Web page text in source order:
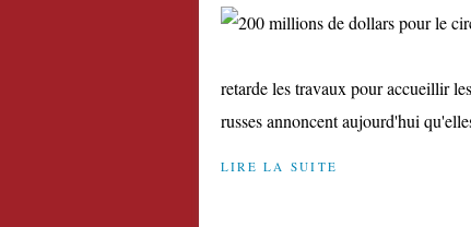
retarde les travaux pour accueillir
russes annoncent aujourd'hui
LIRE LA SUITE